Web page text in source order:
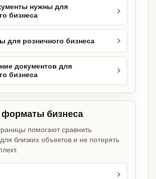
нужны для
бизнеса
для розничного бизнеса
документов для
бизнеса
бизнеса
помогают сравнить
близких объектов и не потерять